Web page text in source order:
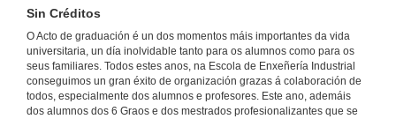
Sin Créditos
O Acto de graduación é un dos momentos máis importantes da vida
universitaria, un día inolvidable tanto para os alumnos como para os
seus familiares. Todos estes anos, na Escola de Enxeñería Industrial
conseguimos un gran éxito de organización grazas á colaboración de
todos, especialmente dos alumnos e profesores. Este ano, ademáis
dos alumnos dos 6 Graos e dos mestrados profesionalizantes que se
Benvida
1 de xuño de 2017